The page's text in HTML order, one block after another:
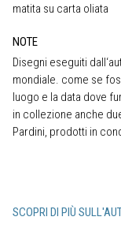
matita su carta oliata
NOTE
Disegni eseguiti
mondiale. come se
luogo e la data dove
in collezione anche
Pardini, prodotti in
SCOPRI DI PIÙ